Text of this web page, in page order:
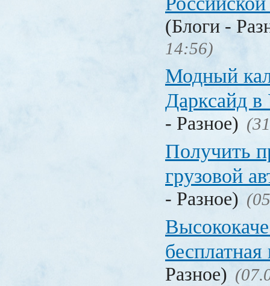
(Блоги -
14:56)
Модный
Дарксайд в
- Разное)
Получить
грузовой
- Разное)
Разное)